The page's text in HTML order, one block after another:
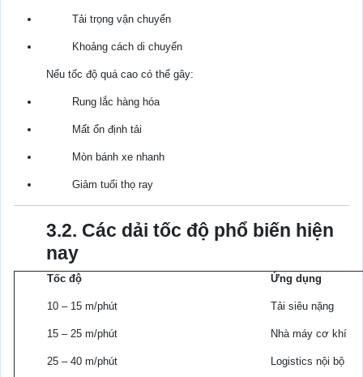
Tải trọng vận chuyển
Khoảng cách di chuyển
Nếu tốc độ quá cao có thể gây:
Rung lắc hàng hóa
Mất ổn định tải
Mòn bánh xe nhanh
Giảm tuổi thọ ray
3.2. Các dải tốc độ phổ biến hiện
nay
Tốc độ Ứng dụng
10 – 15 m/phút Tải siêu nặng
15 – 25 m/phút Nhà máy cơ khí
25 – 40 m/phút Logistics nội bộ